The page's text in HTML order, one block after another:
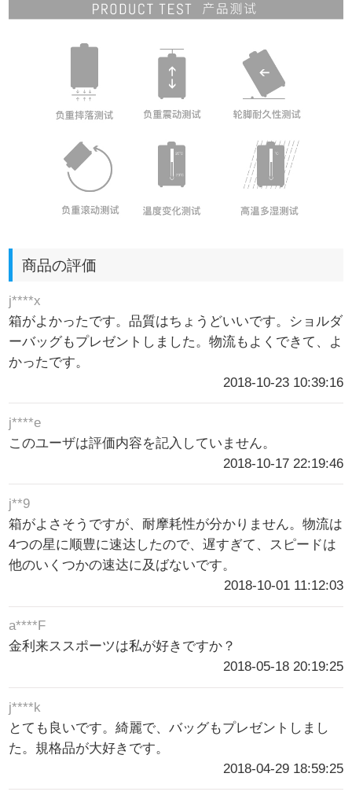
商品の評価
j****x
箱がよかったです。品質はちょうどいいです。ショルダ
ーバッグもプレゼントしました。物流もよくできて、よ
かったです。
2018-10-23 10:39:16
j****e
このユーザは評価内容を記入していません。
2018-10-17 22:19:46
j**9
箱がよさそうですが、耐摩耗性が分かりません。物流は
4つの星に顺豊に速达したので、遅すぎて、スピードは
他のいくつかの速达に及ばないです。
2018-10-01 11:12:03
a****F
金利来ススポーツは私が好きですか？
2018-05-18 20:19:25
j****k
とても良いです。綺麗で、バッグもプレゼントしまし
た。規格品が大好きです。
2018-04-29 18:59:25